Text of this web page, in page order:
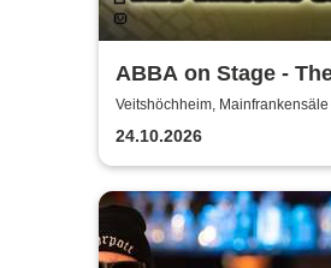
ABBA on Stage -
Show
Veitshöchheim, Mainfrankensäle
24.10.2026